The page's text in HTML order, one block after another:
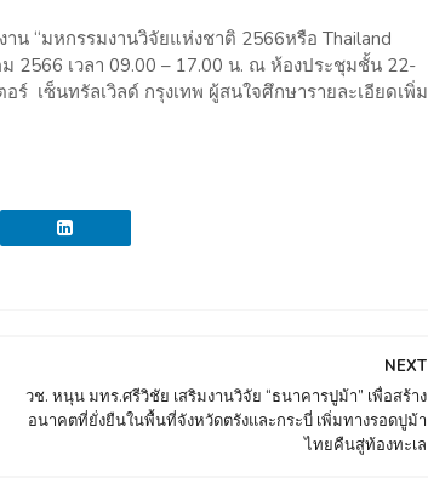
“มหกรรมงานวิจัยแห่งชาติ 2566หรือ Thailand
2566 เวลา 09.00 – 17.00 น. ณ ห้องประชุมชั้น 22-
ร์ เซ็นทรัลเวิลด์ กรุงเทพ ผู้สนใจศึกษารายละเอียดเพิ่ม
NEXT
วช. หนุน มทร.ศรีวิชัย เสริมงานวิจัย “ธนาคารปูม้า” เพื่อสร้าง
อนาคตที่ยั่งยืนในพื้นที่จังหวัดตรังและกระบี่ เพิ่มทางรอดปูม้า
ไทยคืนสู่ท้องทะเล